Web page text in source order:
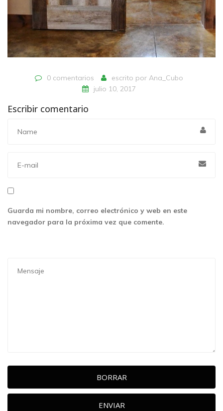
0 comentarios escrito por Ana_Cubo
julio 10, 2017
Escribir comentario
Guarda mi nombre, correo electrónico y web en este
navegador para la próxima vez que comente.
BORRAR
ENVIAR